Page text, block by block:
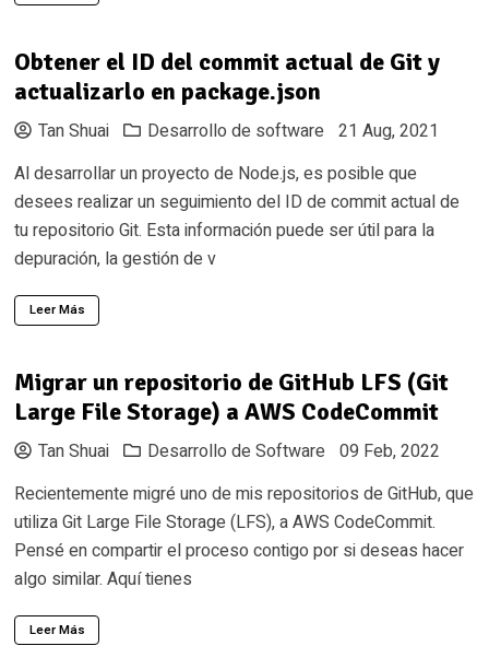
Obtener el ID del commit actual de Git y
actualizarlo en package.json
Tan Shuai Desarrollo de software 21 Aug, 2021
Al desarrollar un proyecto de Node.js, es posible que
desees realizar un seguimiento del ID de commit actual de
tu repositorio Git. Esta información puede ser útil para la
depuración, la gestión de v
Leer Más
Migrar un repositorio de GitHub LFS (Git
Large File Storage) a AWS CodeCommit
Tan Shuai Desarrollo de Software 09 Feb, 2022
Recientemente migré uno de mis repositorios de GitHub, que
utiliza Git Large File Storage (LFS), a AWS CodeCommit.
Pensé en compartir el proceso contigo por si deseas hacer
algo similar. Aquí tienes
Leer Más